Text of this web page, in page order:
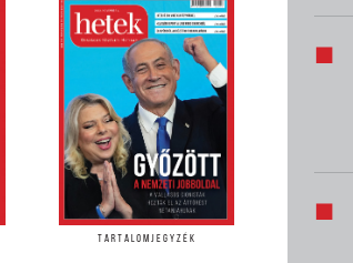
TARTALOMJEGYZÉK